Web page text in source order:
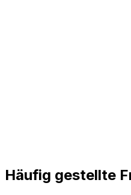
Häufig gestellte